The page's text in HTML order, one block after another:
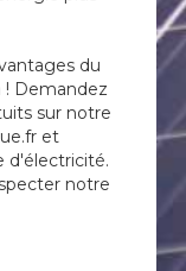
du
! Demandez
sur notre
et
d'électricité.
notre